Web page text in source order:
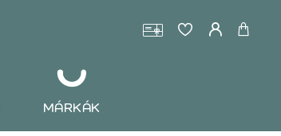
MÁRKÁK